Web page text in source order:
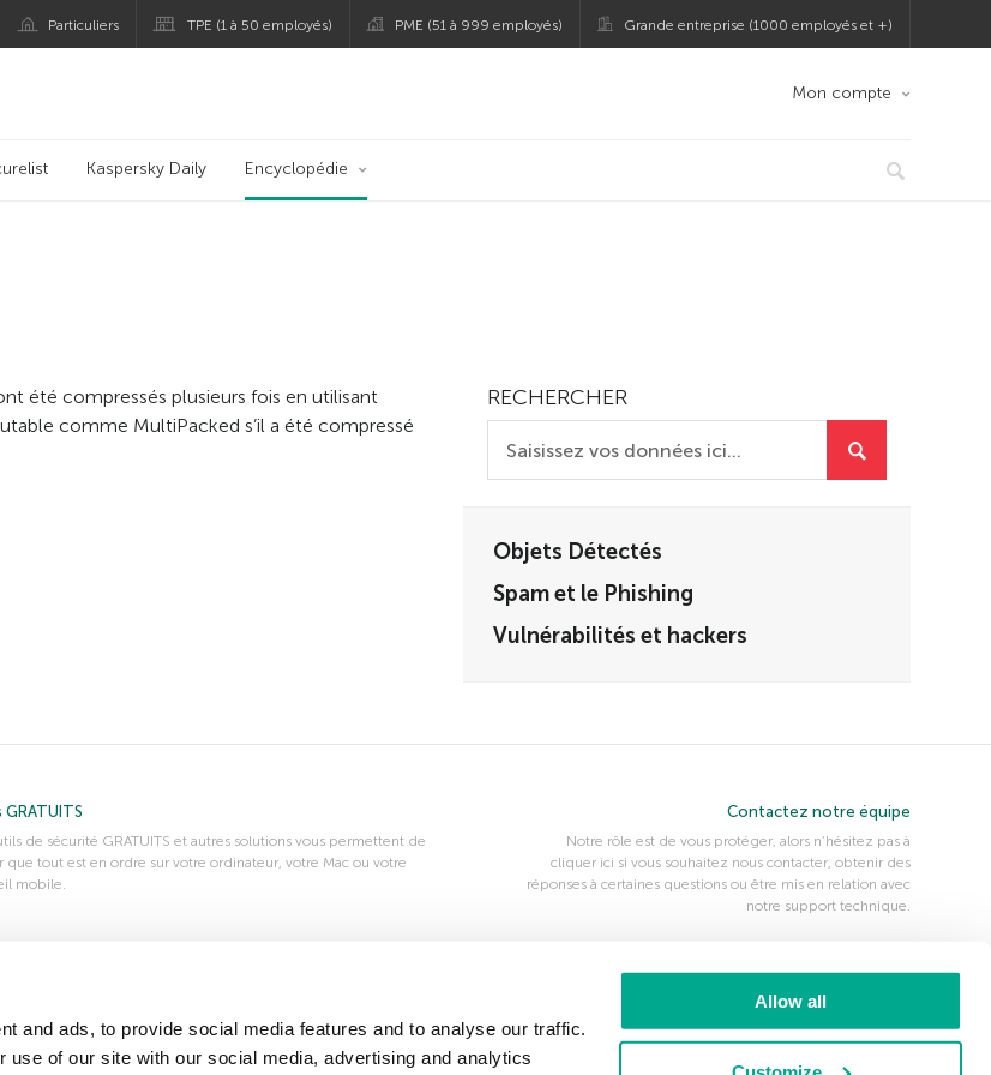
and ads, to provide social media features and to analyse our traffic.
use of our site with our social media, advertising and analytics
Allow all
Particuliers TPE (1 à 50 employés) PME (51 à 999 employés) Grande entreprise (1000 employés et +)
Mon compte
Kaspersky Daily Encyclopédie
été compressés plusieurs fois en utilisant
comme MultiPacked s’il a été compressé
RECHERCHER
Objets Détectés
Spam et le Phishing
Vulnérabilités et hackers
de sécurité GRATUITS et autres solutions vous permettent de
que tout est en ordre sur votre ordinateur, votre Mac ou votre
mobile.
tester GRATUITEMENT l’un de nos produits afin d’évaluer la
de nos technologies.
Contactez notre équipe
Notre rôle est de vous protéger, alors n’hésitez pas à
cliquer ici si vous souhaitez nous contacter, obtenir des
réponses à certaines questions ou être mis en relation avec
notre support technique.
Securelist